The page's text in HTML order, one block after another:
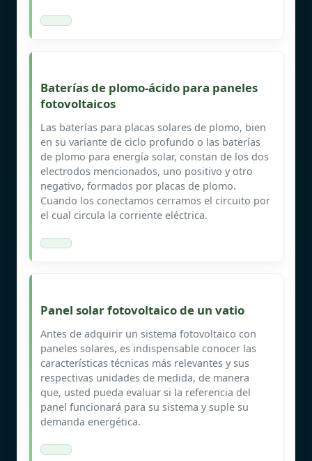
Baterías de plomo-ácido para paneles
fotovoltaicos
Las baterías para placas solares de plomo, bien
en su variante de ciclo profundo o las baterías
de plomo para energía solar, constan de los dos
electrodos mencionados, uno positivo y otro
negativo, formados por placas de plomo.
Cuando los conectamos cerramos el circuito por
el cual circula la corriente eléctrica.
Panel solar fotovoltaico de un vatio
Antes de adquirir un sistema fotovoltaico con
paneles solares, es indispensable conocer las
características técnicas más relevantes y sus
respectivas unidades de medida, de manera
que, usted pueda evaluar si la referencia del
panel funcionará para su sistema y suple su
demanda energética.